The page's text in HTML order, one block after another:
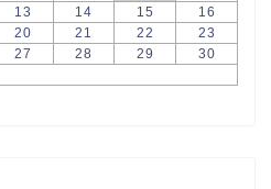
13 14 15
16
20 21 22
23
27 28 29
30